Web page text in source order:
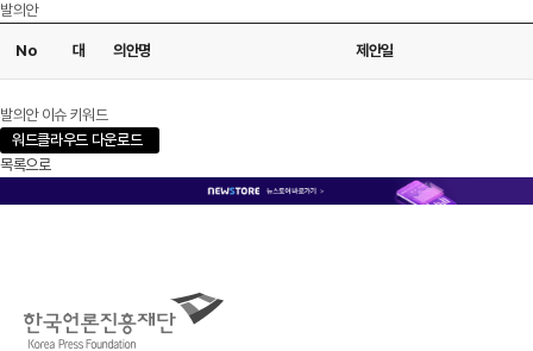
발의안
No 대 의안명 제안일
발의안 이슈 키워드
워드클라우드 다운로드
목록으로